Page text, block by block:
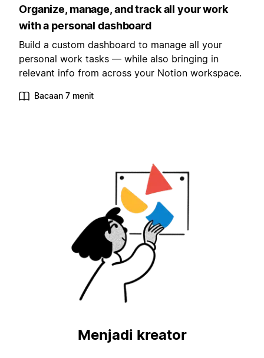
Organize, manage, and track all your work
with a personal dashboard
Build a custom dashboard to manage all your
personal work tasks — while also bringing in
relevant info from across your Notion workspace.
Bacaan 7 menit
Menjadi kreator